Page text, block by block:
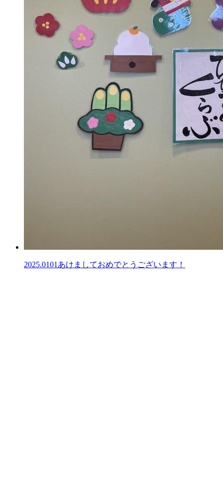
2025.0101 あけましておめでとうございます！